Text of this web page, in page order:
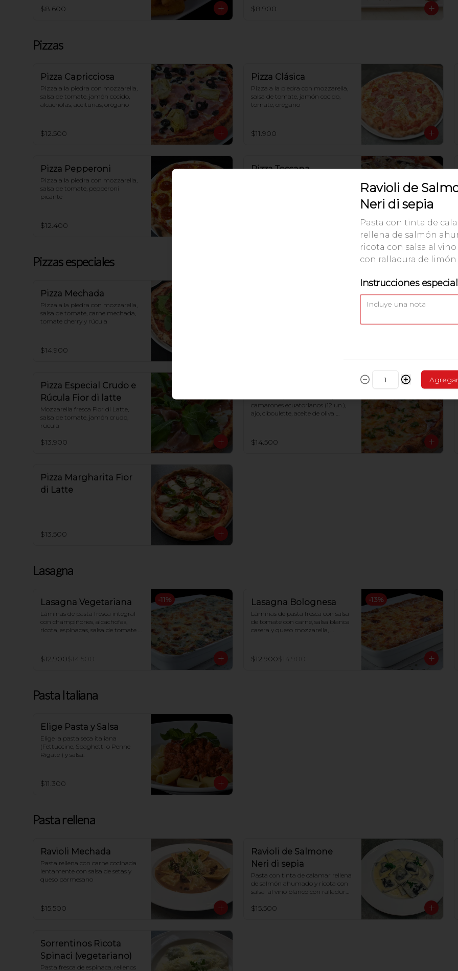
$8.600 $8.900
Pizzas
Pizza Capricciosa
Pizza a la piedra con mozzarella,
salsa de tomate, jamón cocido,
alcachofas, aceitunas, orégano
$12.500
Pizza Clásica
Pizza a la piedra con mozzarella,
salsa de tomate, jamón cocido,
tomate, orégano
$11.900
Pizza Pepperoni
Pizza a la piedra con mozzarella,
salsa de tomate, pepperoni
picante
$12.400
Pizza Toscana
Pizzas especiales
Pizza Mechada
Pizza a la piedra con mozzarella,
salsa de tomate, carne mechada,
tomate cherry y rúcula
$14.900
Pizza Especial Crudo e
Rúcula Fior di latte
Mozzarella fresca Fior di Latte,
salsa de tomate, jamón crudo,
rúcula
$13.900
camarones ecuatorianos (12 un.),
ajo, ciboulette, aceite de oliva
$14.500
Pizza Margharita Fior
di Latte
$13.500
Lasagna
-11%
Lasagna Vegetariana
Láminas de pasta fresca integral
con champiñones, alcachofas,
ricota, espinacas, salsa de tomate y
$12.900$14.500
-13%
Lasagna Bolognesa
Láminas de pasta fresca con salsa
de tomate con carne, salsa blanca
casera y queso mozzarella,
$12.900$14.900
Pasta Italiana
Elige Pasta y Salsa
Elige la pasta seca italiana
(Fettuccine, Spaghetti o Penne
Rigate ) y salsa.
$11.300
Pasta rellena
Ravioli Mechada
Pasta rellena con carne cocinada
lentamente con salsa de setas y
queso parmesano
$15.500
Ravioli de Salmone
Neri di sepia
Pasta con tinta de calamar rellena
de salmón ahumado y ricota con
salsa  al vino blanco con ralladura
$15.500
Sorrentinos Ricota
Spinaci (vegetariano)
Pasta fresca de espinaca, rellenos
Ravioli de
Neri di sepia
Pasta con tinta de
rellena de salmón
ricota con salsa al
con ralladura de limón
Instrucciones
Agregar